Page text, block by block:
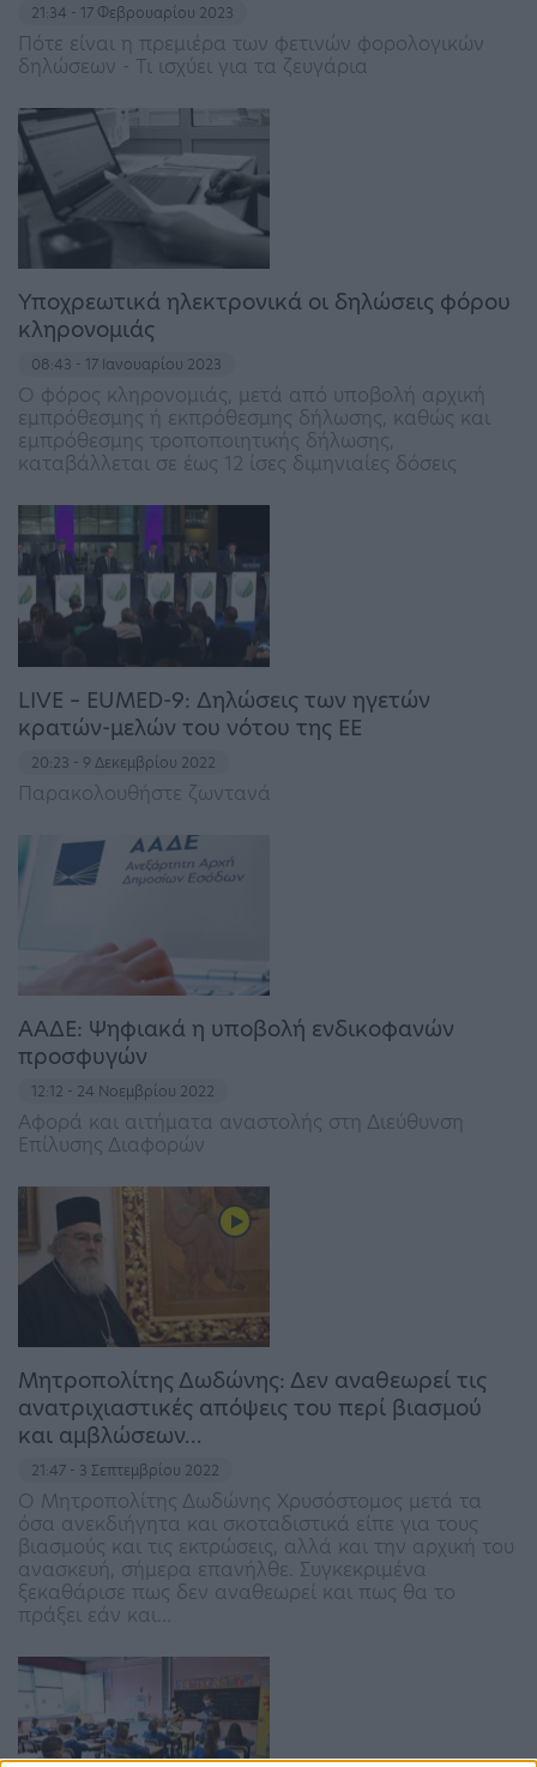
21:34 - 17 Φεβρουαρίου 2023
Πότε είναι η πρεμιέρα των φετινών φορολογικών
δηλώσεων - Τι ισχύει για τα ζευγάρια
Υποχρεωτικά ηλεκτρονικά οι δηλώσεις φόρου
κληρονομιάς
08:43 - 17 Ιανουαρίου 2023
Ο φόρος κληρονομιάς, μετά από υποβολή αρχική
εμπρόθεσμης ή εκπρόθεσμης δήλωσης, καθώς και
εμπρόθεσμης τροποποιητικής δήλωσης,
καταβάλλεται σε έως 12 ίσες διμηνιαίες δόσεις
LIVE – EUMED-9: Δηλώσεις των ηγετών
κρατών-μελών του νότου της ΕE
20:23 - 9 Δεκεμβρίου 2022
Παρακολουθήστε ζωντανά
ΑΑΔΕ: Ψηφιακά η υποβολή ενδικοφανών
προσφυγών
12:12 - 24 Νοεμβρίου 2022
Αφορά και αιτήματα αναστολής στη Διεύθυνση
Επίλυσης Διαφορών
Μητροπολίτης Δωδώνης: Δεν αναθεωρεί τις
ανατριχιαστικές απόψεις του περί βιασμού
και αμβλώσεων…
21:47 - 3 Σεπτεμβρίου 2022
Ο Μητροπολίτης Δωδώνης Χρυσόστομος μετά τα
όσα ανεκδιήγητα και σκοταδιστικά είπε για τους
βιασμούς και τις εκτρώσεις, αλλά και την αρχική του
ανασκευή, σήμερα επανήλθε. Συγκεκριμένα
ξεκαθάρισε πως δεν αναθεωρεί και πως θα το
πράξει εάν και…